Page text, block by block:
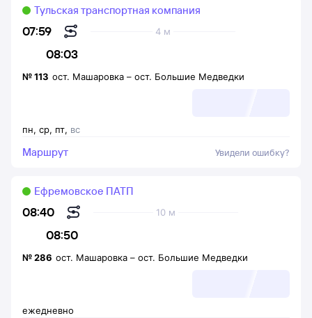
07:59
08:03
4 м
Тульская транспортная компания
пн, ср, пт, вс
№113 ост. Машаровка – ост. Большие Медведки
Маршрут Увидели ошибку?
08:40
08:50
10 м
Ефремовское ПАТП
ежедневно
№286 ост. Машаровка – ост. Большие Медведки